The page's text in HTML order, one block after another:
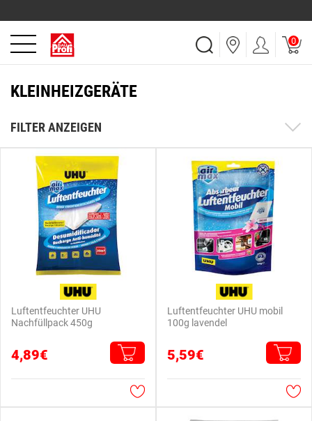
0
KLEINHEIZGERÄTE
FILTER ANZEIGEN
Luftentfeuchter UHU
Nachfüllpack 450g
4,89€
Luftentfeuchter UHU mobil
100g lavendel
5,59€